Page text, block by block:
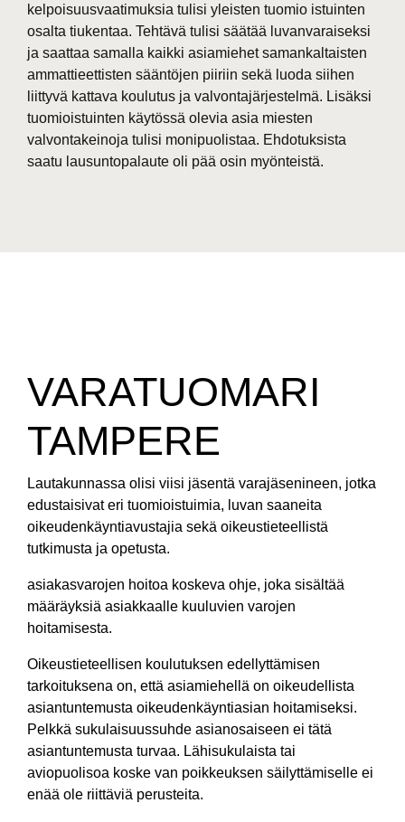
kelpoisuusvaatimuksia tulisi yleisten tuomio istuinten
osalta tiukentaa. Tehtävä tulisi säätää luvanvaraiseksi
ja saattaa samalla kaikki asiamiehet samankaltaisten
ammattieettisten sääntöjen piiriin sekä luoda siihen
liittyvä kattava koulutus ja valvontajärjestelmä. Lisäksi
tuomioistuinten käytössä olevia asia miesten
valvontakeinoja tulisi monipuolistaa. Ehdotuksista
saatu lausuntopalaute oli pää osin myönteistä.
VARATUOMARI
TAMPERE
Lautakunnassa olisi viisi jäsentä varajäsenineen, jotka
edustaisivat eri tuomioistuimia, luvan saaneita
oikeudenkäyntiavustajia sekä oikeustieteellistä
tutkimusta ja opetusta.
asiakasvarojen hoitoa koskeva ohje, joka sisältää
määräyksiä asiakkaalle kuuluvien varojen
hoitamisesta.
Oikeustieteellisen koulutuksen edellyttämisen
tarkoituksena on, että asiamiehellä on oikeudellista
asiantuntemusta oikeudenkäyntiasian hoitamiseksi.
Pelkkä sukulaisuussuhde asianosaiseen ei tätä
asiantuntemusta turvaa. Lähisukulaista tai
aviopuolisoa koske van poikkeuksen säilyttämiselle ei
enää ole riittäviä perusteita.